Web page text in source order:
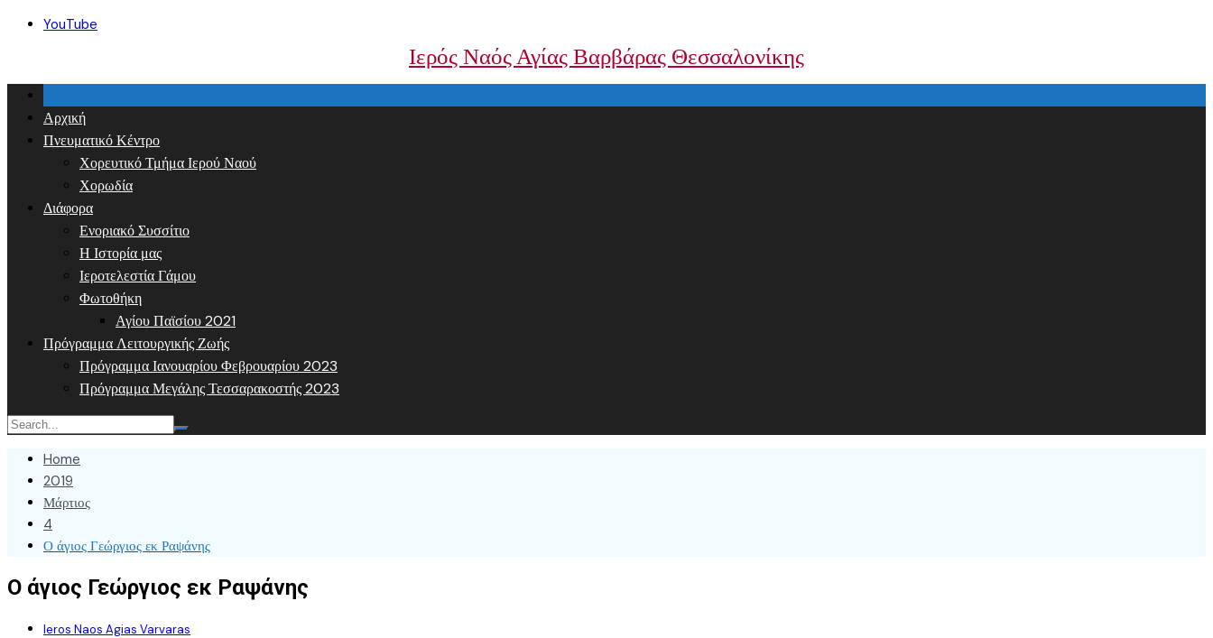
Skip
YouTube
Ιερός Ναός Αγίας Βαρβάρας Θεσσαλονίκης
Αρχική
Πνευματικό Κέντρο
Χορευτικό Τμήμα Ιερού Ναού
Χορωδία
Διάφορα
Ενοριακό Συσσίτιο
Η Ιστορία μας
Ιεροτελεστία Γάμου
Φωτοθήκη
Αγίου Παϊσίου 2021
Πρόγραμμα Λειτουργικής Ζωής
Πρόγραμμα Ιανουαρίου Φεβρουαρίου 2023
Πρόγραμμα Μεγάλης Τεσσαρακοστής 2023
Home
2019
Μάρτιος
4
Ο άγιος Γεώργιος εκ Ραψάνης
Ο άγιος Γεώργιος εκ Ραψάνης
Ieros Naos Agias Varvaras